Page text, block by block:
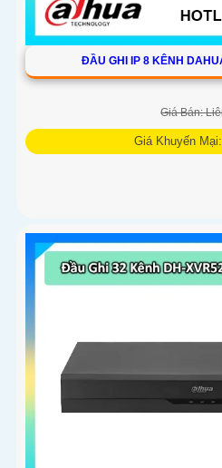
ĐẦU GHI IP 8 KÊNH
Giá Bán:
Giá Khuyến